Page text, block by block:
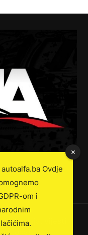
prodaja, vijesti
toga!
Ovdje
om i